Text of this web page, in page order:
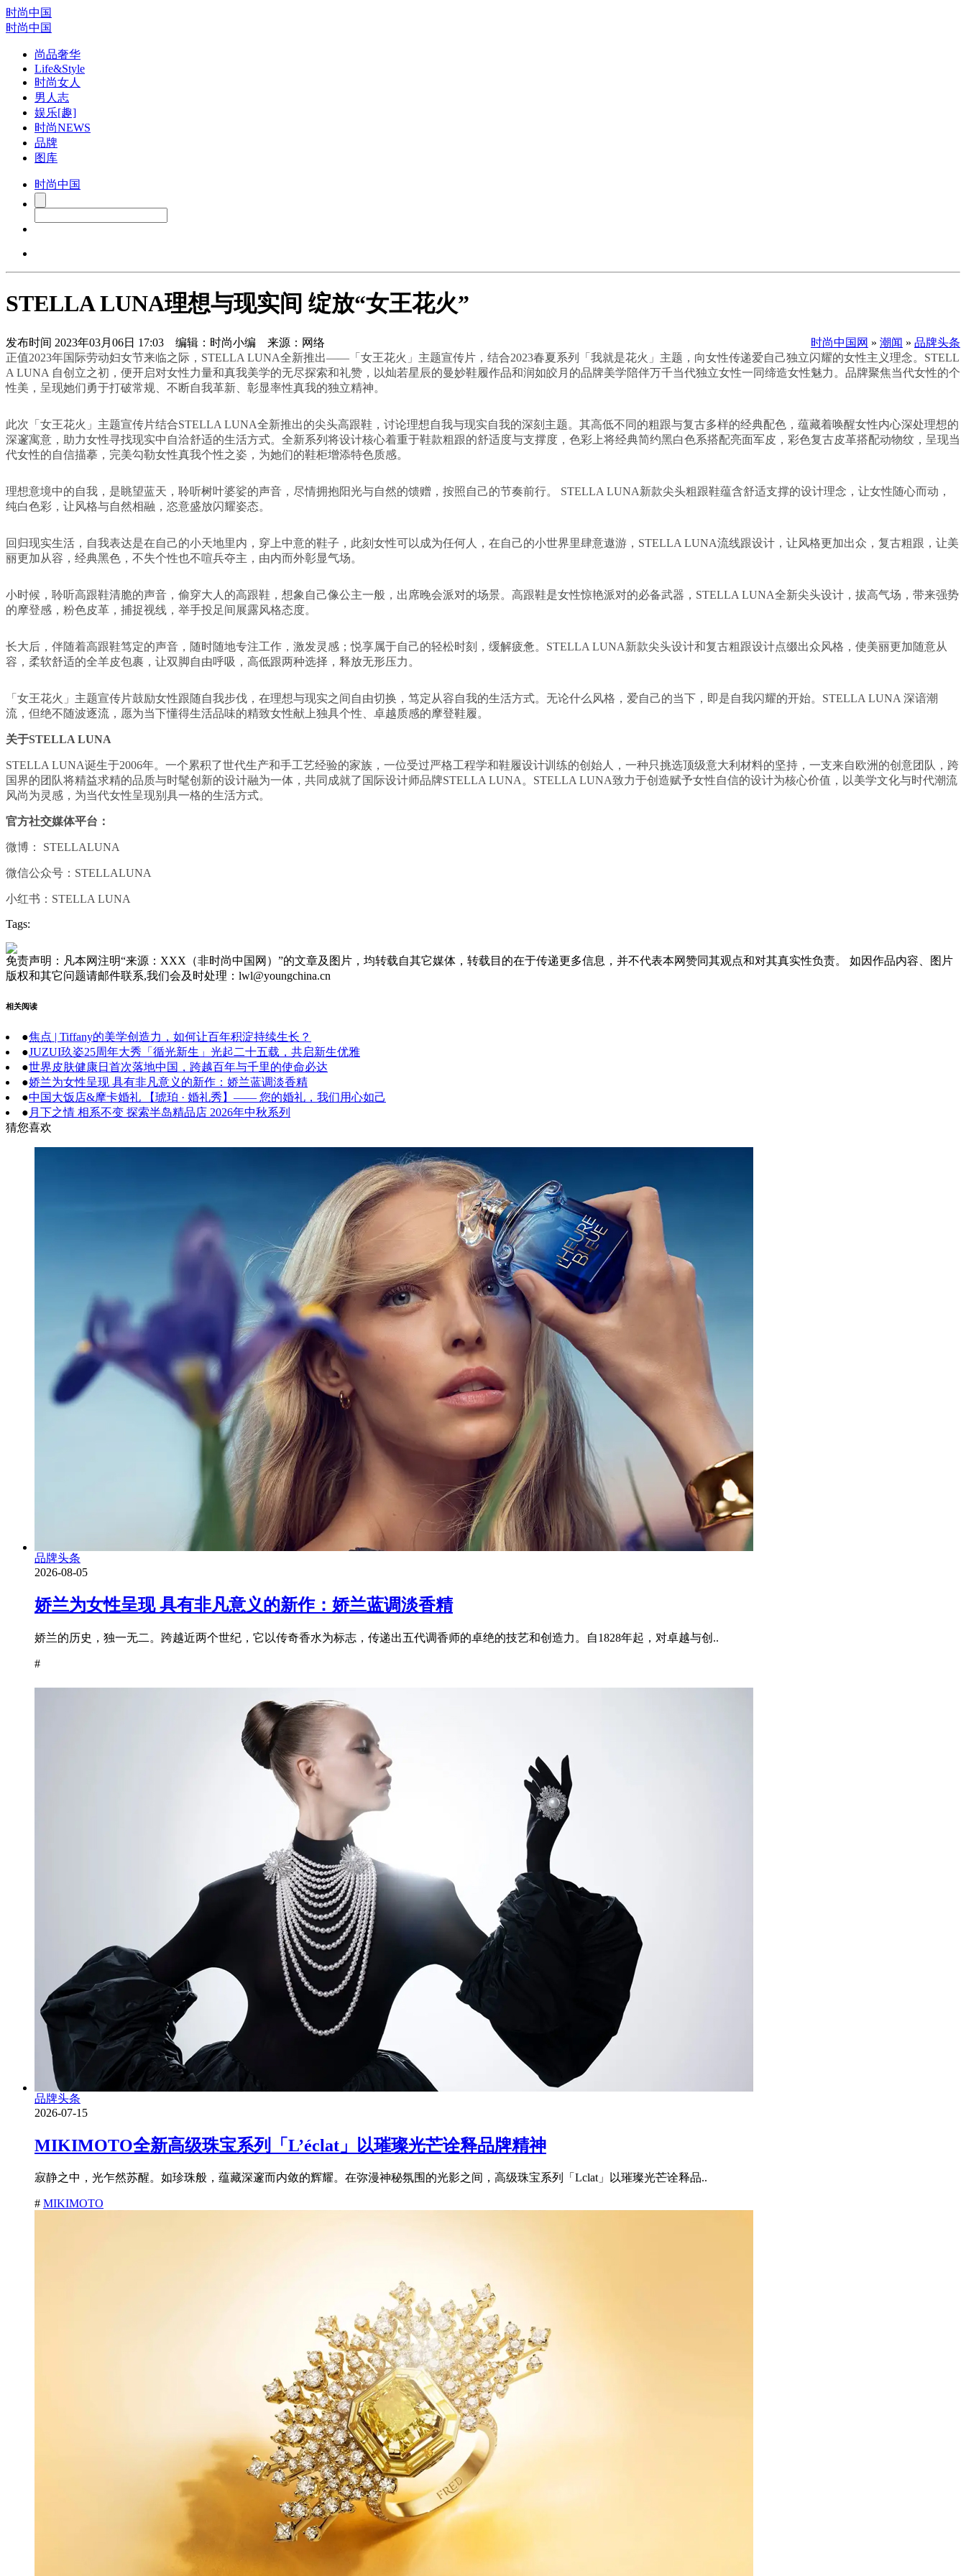
时尚中国
时尚中国
尚品奢华
Life&Style
时尚女人
男人志
娱乐[趣]
时尚NEWS
品牌
图库
时尚中国
STELLA LUNA理想与现实间 绽放“女王花火”
发布时间 2023年03月06日 17:03 编辑：时尚小编 来源：网络 时尚中国网 » 潮闻 » 品牌头条
正值2023年国际劳动妇女节来临之际，STELLA LUNA全新推出——「女王花火」主题宣传片，结合2023春夏系列「我就是花火」主题，向女性传递爱自己独立闪耀的女性主义理念。STELL
A LUNA 自创立之初，便开启对女性力量和真我美学的无尽探索和礼赞，以灿若星辰的曼妙鞋履作品和润如皎月的品牌美学陪伴万千当代独立女性一同缔造女性魅力。品牌聚焦当代女性的个
性美，呈现她们勇于打破常规、不断自我革新、彰显率性真我的独立精神。
此次「女王花火」主题宣传片结合STELLA LUNA全新推出的尖头高跟鞋，讨论理想自我与现实自我的深刻主题。其高低不同的粗跟与复古多样的经典配色，蕴藏着唤醒女性内心深处理想的
深邃寓意，助力女性寻找现实中自洽舒适的生活方式。全新系列将设计核心着重于鞋款粗跟的舒适度与支撑度，色彩上将经典简约黑白色系搭配亮面军皮，彩色复古皮革搭配动物纹，呈现当
代女性的自信描摹，完美勾勒女性真我个性之姿，为她们的鞋柜增添特色质感。
理想意境中的自我，是眺望蓝天，聆听树叶婆娑的声音，尽情拥抱阳光与自然的馈赠，按照自己的节奏前行。 STELLA LUNA新款尖头粗跟鞋蕴含舒适支撑的设计理念，让女性随心而动，
纯白色彩，让风格与自然相融，恣意盛放闪耀姿态。
回归现实生活，自我表达是在自己的小天地里内，穿上中意的鞋子，此刻女性可以成为任何人，在自己的小世界里肆意遨游，STELLA LUNA流线跟设计，让风格更加出众，复古粗跟，让美
丽更加从容，经典黑色，不失个性也不喧兵夺主，由内而外彰显气场。
小时候，聆听高跟鞋清脆的声音，偷穿大人的高跟鞋，想象自己像公主一般，出席晚会派对的场景。高跟鞋是女性惊艳派对的必备武器，STELLA LUNA全新尖头设计，拔高气场，带来强势
的摩登感，粉色皮革，捕捉视线，举手投足间展露风格态度。
长大后，伴随着高跟鞋笃定的声音，随时随地专注工作，激发灵感；悦享属于自己的轻松时刻，缓解疲惫。STELLA LUNA新款尖头设计和复古粗跟设计点缀出众风格，使美丽更加随意从
容，柔软舒适的全羊皮包裹，让双脚自由呼吸，高低跟两种选择，释放无形压力。
「女王花火」主题宣传片鼓励女性跟随自我步伐，在理想与现实之间自由切换，笃定从容自我的生活方式。无论什么风格，爱自己的当下，即是自我闪耀的开始。STELLA LUNA 深谙潮
流，但绝不随波逐流，愿为当下懂得生活品味的精致女性献上独具个性、卓越质感的摩登鞋履。
关于STELLA LUNA
STELLA LUNA诞生于2006年。一个累积了世代生产和手工艺经验的家族，一位受过严格工程学和鞋履设计训练的创始人，一种只挑选顶级意大利材料的坚持，一支来自欧洲的创意团队，跨
国界的团队将精益求精的品质与时髦创新的设计融为一体，共同成就了国际设计师品牌STELLA LUNA。STELLA LUNA致力于创造赋予女性自信的设计为核心价值，以美学文化与时代潮流
风尚为灵感，为当代女性呈现别具一格的生活方式。
官方社交媒体平台：
微博： STELLALUNA
微信公众号：STELLALUNA
小红书：STELLA LUNA
Tags:
免责声明：凡本网注明“来源：XXX（非时尚中国网）”的文章及图片，均转载自其它媒体，转载目的在于传递更多信息，并不代表本网赞同其观点和对其真实性负责。 如因作品内容、图片
版权和其它问题请邮件联系,我们会及时处理：lwl@youngchina.cn
相关阅读
●焦点 | Tiffany的美学创造力，如何让百年积淀持续生长？
●JUZUI玖姿25周年大秀「循光新生」光起二十五载，共启新生优雅
●世界皮肤健康日首次落地中国，跨越百年与千里的使命必达
●娇兰为女性呈现 具有非凡意义的新作：娇兰蓝调淡香精
●中国大饭店&摩卡婚礼 【琥珀 · 婚礼秀】—— 您的婚礼，我们用心如己
● 月下之情 相系不变 探索半岛精品店 2026年中秋系列
猜您喜欢
品牌头条
2026-08-05
娇兰为女性呈现 具有非凡意义的新作：娇兰蓝调淡香精
娇兰的历史，独一无二。跨越近两个世纪，它以传奇香水为标志，传递出五代调香师的卓绝的技艺和创造力。自1828年起，对卓越与创..
#
品牌头条
2026-07-15
MIKIMOTO全新高级珠宝系列「L’éclat」以璀璨光芒诠释品牌精神
寂静之中，光乍然苏醒。如珍珠般，蕴藏深邃而内敛的辉耀。在弥漫神秘氛围的光影之间，高级珠宝系列「Lclat」以璀璨光芒诠释品..
# MIKIMOTO